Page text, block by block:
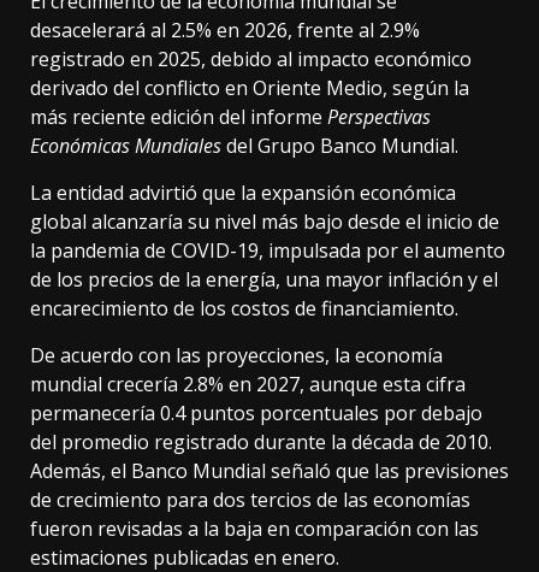
desacelerará al 2.5% en 2026, frente al 2.9%
registrado en 2025, debido al impacto económico
derivado del conflicto en Oriente Medio, según la
más reciente edición del informe Perspectivas
Económicas Mundialesdel Grupo Banco Mundial.
La entidad advirtió que la expansión económica
global alcanzaría su nivel más bajo desde el inicio de
la pandemia de COVID-19, impulsada por el aumento
de los precios de la energía, una mayor inflación y el
encarecimiento de los costos de financiamiento.
De acuerdo con las proyecciones, la economía
mundial crecería 2.8% en 2027, aunque esta cifra
permanecería 0.4 puntos porcentuales por debajo
del promedio registrado durante la década de 2010.
Además, el Banco Mundial señaló que las previsiones
de crecimiento para dos tercios de las economías
fueron revisadas a la baja en comparación con las
estimaciones publicadas en enero.